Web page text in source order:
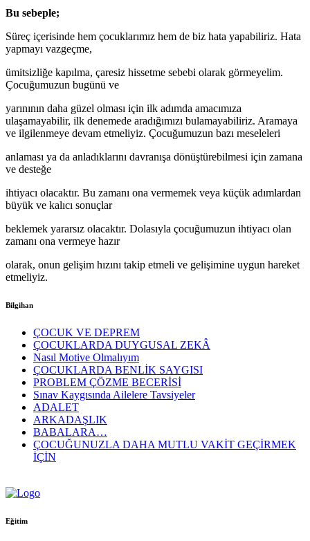
Bu sebeple;
Süreç içerisinde hem çocuklarımız hem de biz hata yapabiliriz. Hata
yapmayı vazgeçme,
ümitsizliğe kapılma, çaresiz hissetme sebebi olarak görmeyelim.
Çocuğumuzun bugünü ve
yarınının daha güzel olması için ilk adımda amacımıza
ulaşamayabilir, ilk denemede aradığımızı bulamayabiliriz. Aramaya
ve ilgilenmeye devam etmeliyiz. Çocuğumuzun bazı meseleleri
anlaması ya da anladıklarını davranışa dönüştürebilmesi için zamana
ve desteğe
ihtiyacı olacaktır. Bu zamanı ona vermemek veya küçük adımlardan
büyük ve kalıcı sonuçlar
beklemek yararsız olacaktır. Dolasıyla çocuğumuzun ihtiyacı olan
zamanı ona vermeye hazır
olarak, onun gelişim hızını takip etmeli ve gelişimine uygun hareket
etmeliyiz.
Bilgihan
ÇOCUK VE DEPREM
ÇOCUKLARDA DUYGUSAL ZEKÂ
Nasıl Motive Olmalıyım
ÇOCUKLARDA BENLİK SAYGISI
PROBLEM ÇÖZME BECERİSİ
Sınav Kaygısında Ailelere Tavsiyeler
ADALET
ARKADAŞLIK
BABALARA…
ÇOCUĞUNUZLA DAHA MUTLU VAKİT GEÇİRMEK
İÇİN
Eğitim